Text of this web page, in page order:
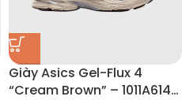
Giày Asics Gel-Flux 4
“Cream Brown” – 1011A614-